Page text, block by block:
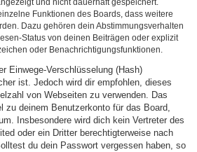
und nicht dauerhaft gespeichert.
Funktionen des Boards, dass weitere
Dazu gehören dein Abstimmungsverhalten
Status von deinen Beiträgen oder explizit
oder Benachrichtigungsfunktionen.
Einwege-Verschlüsselung (Hash)
ist. Jedoch wird dir empfohlen, dieses
von Webseiten zu verwenden. Das
zu deinem Benutzerkonto für das Board,
Insbesondere wird dich kein Vertreter des
oder ein Dritter berechtigterweise nach
du dein Passwort vergessen haben, so